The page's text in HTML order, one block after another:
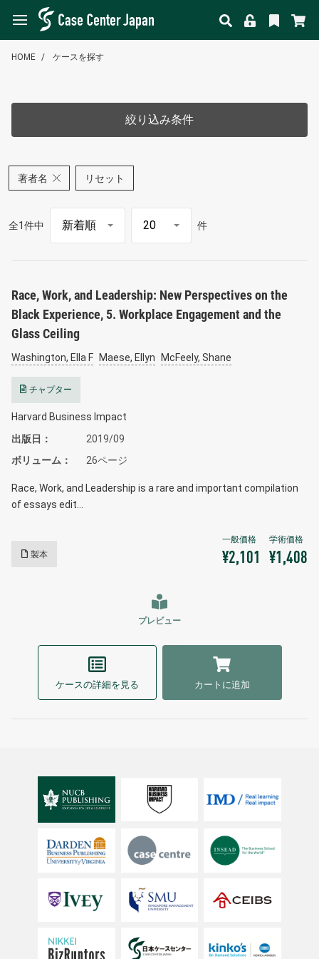
HOME ケースを探す
著者名 リセット
全1件中 件
Race, Work, and Leadership: New Perspectives on the
Black Experience, 5. Workplace Engagement and the
Glass Ceiling
Washington, Ella F Maese, Ellyn McFeely, Shane
チャプター
Harvard Business Impact
出版日
2019/09
ボリューム
26ページ
Race, Work, and Leadership is a rare and important compilation
of essays edit…
製本 ¥2,101 ¥1,408
プレビュー
ケースの詳細を見る カートに追加
絞り込み条件